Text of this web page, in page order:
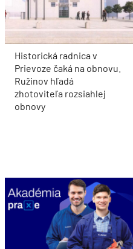
Historická radnica v
Prievoze čaká na obnovu.
Ružinov hľadá
zhotoviteľa rozsiahlej
obnovy